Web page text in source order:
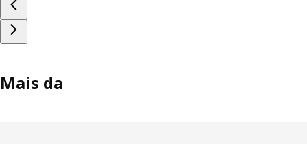
Mais da